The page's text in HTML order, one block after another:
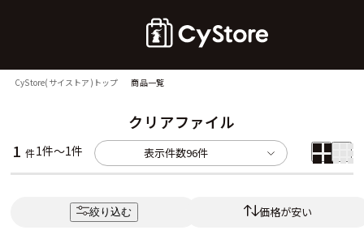
CyStore(サイストア)トップ 商品一覧
クリアファイル
1 件1件～1件 表示件数96件
絞り込む 価格が安い